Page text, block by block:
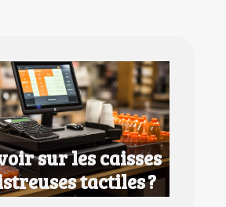
sur les caisses
tactiles ?